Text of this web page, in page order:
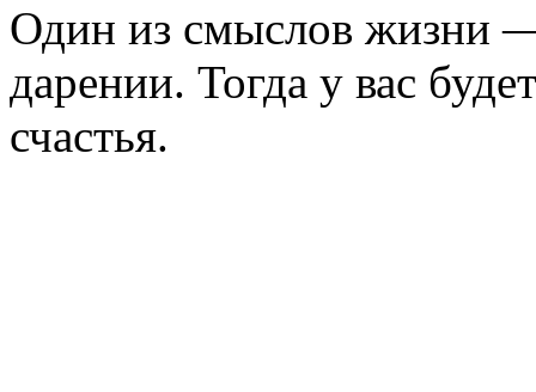
Один из смыслов жизни
дарении. Тогда у вас
счастья.